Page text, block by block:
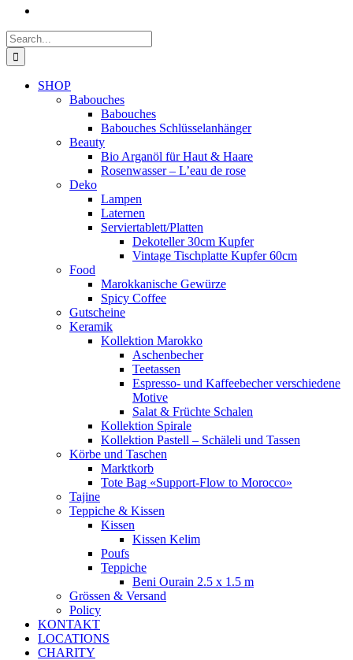
Search
for:
SHOP
Babouches
Babouches
Babouches Schlüsselanhänger
Beauty
Bio Arganöl für Haut & Haare
Rosenwasser – L’eau de rose
Deko
Lampen
Laternen
Serviertablett/Platten
Dekoteller 30cm Kupfer
Vintage Tischplatte Kupfer 60cm
Food
Marokkanische Gewürze
Spicy Coffee
Gutscheine
Keramik
Kollektion Marokko
Aschenbecher
Teetassen
Espresso- und Kaffeebecher verschiedene
Motive
Salat & Früchte Schalen
Kollektion Spirale
Kollektion Pastell – Schäleli und Tassen
Körbe und Taschen
Marktkorb
Tote Bag «Support-Flow to Morocco»
Tajine
Teppiche & Kissen
Kissen
Kissen Kelim
Poufs
Teppiche
Beni Ourain 2.5 x 1.5 m
Grössen & Versand
Policy
KONTAKT
LOCATIONS
CHARITY